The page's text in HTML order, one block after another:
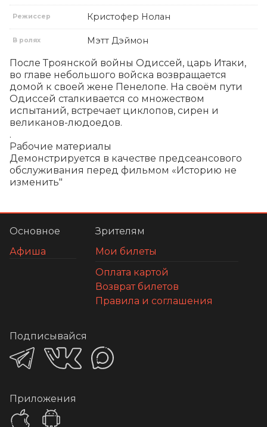
Режиссер Кристофер Нолан
В ролях Мэтт Дэймон
После Троянской войны Одиссей, царь Итаки,
во главе небольшого войска возвращается
домой к своей жене Пенелопе. На своём пути
Одиссей сталкивается со множеством
испытаний, встречает циклопов, сирен и
великанов-людоедов.
.
Рабочие материалы
Демонстрируется в качестве предсеансового
обслуживания перед фильмом «Историю не
изменить"
Основное
Афиша
Зрителям
Мои билеты
Оплата картой
Возврат билетов
Правила и соглашения
Подписывайся
Приложения